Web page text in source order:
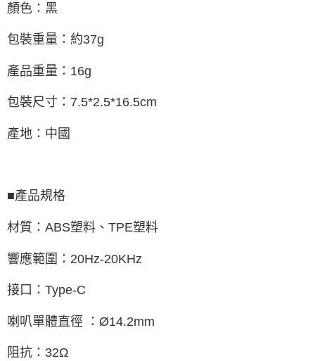
顏色：黑
包裝重量：約37g
產品重量：16g
包裝尺寸：7.5*2.5*16.5cm
產地：中國
■產品規格
材質：ABS塑料、TPE塑料
響應範圍：20Hz-20KHz
接口：Type-C
喇叭單體直徑 ：Ø14.2mm
阻抗：32Ω